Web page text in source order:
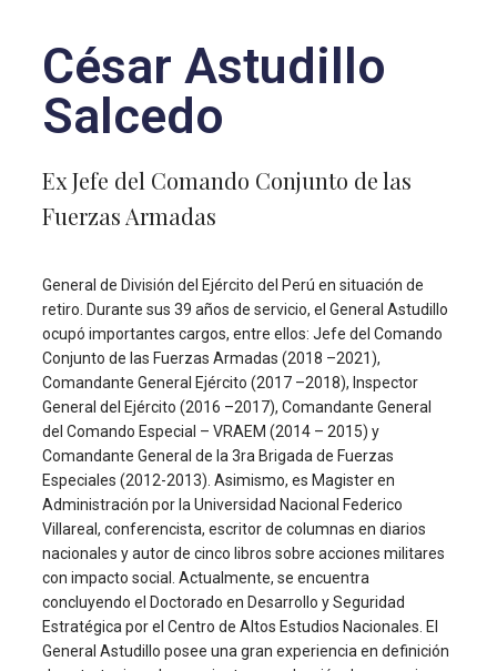
César Astudillo
Salcedo
Ex Jefe del Comando Conjunto de las
Fuerzas Armadas
General de División del Ejército del Perú en situación de
retiro. Durante sus 39 años de servicio, el General Astudillo
ocupó importantes cargos, entre ellos: Jefe del Comando
Conjunto de las Fuerzas Armadas (2018 –2021),
Comandante General Ejército (2017 –2018), Inspector
General del Ejército (2016 –2017), Comandante General
del Comando Especial – VRAEM (2014 – 2015) y
Comandante General de la 3ra Brigada de Fuerzas
Especiales (2012-2013). Asimismo, es Magister en
Administración por la Universidad Nacional Federico
Villareal, conferencista, escritor de columnas en diarios
nacionales y autor de cinco libros sobre acciones militares
con impacto social. Actualmente, se encuentra
concluyendo el Doctorado en Desarrollo y Seguridad
Estratégica por el Centro de Altos Estudios Nacionales. El
General Astudillo posee una gran experiencia en definición